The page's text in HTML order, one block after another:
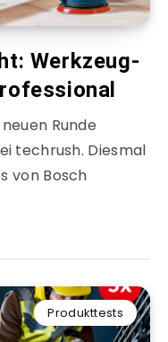
Werkzeug-
Runde
techrush. Diesmal
von Bosch
Produkttests